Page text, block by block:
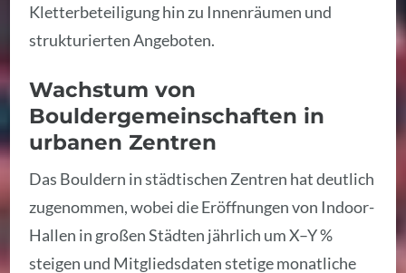
Kletterbeteiligung hin zu Innenräumen und
strukturierten Angeboten.
Wachstum von
Bouldergemeinschaften in
urbanen Zentren
Das Bouldern in städtischen Zentren hat deutlich
zugenommen, wobei die Eröffnungen von Indoor-
Hallen in großen Städten jährlich um X–Y %
steigen und Mitgliedsdaten stetige monatliche